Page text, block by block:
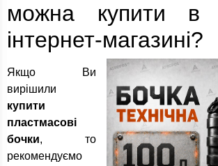
можна купити в
інтернет-магазині?
Якщо Ви
вирішили
купити
пластмасові
бочки, то
рекомендуємо